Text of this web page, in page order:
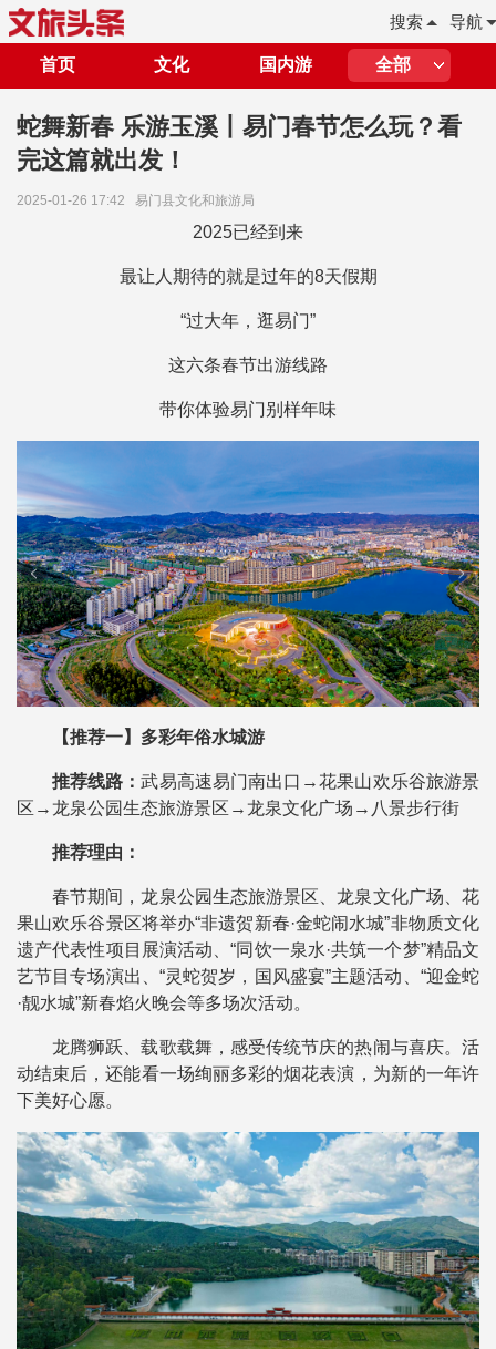
导航
搜索
首页 文化 国内游 全部
蛇舞新春 乐游玉溪丨易门春节怎么玩？看
完这篇就出发！
2025-01-26 17:42 易门县文化和旅游局
2025已经到来
最让人期待的就是过年的8天假期
“过大年，逛易门”
这六条春节出游线路
带你体验易门别样年味
【推荐一】多彩年俗水城游
推荐线路：武易高速易门南出口→花果山欢乐谷旅游景
区→龙泉公园生态旅游景区→龙泉文化广场→八景步行街
推荐理由：
春节期间，龙泉公园生态旅游景区、龙泉文化广场、花
果山欢乐谷景区将举办“非遗贺新春·金蛇闹水城”非物质文化
遗产代表性项目展演活动、“同饮一泉水·共筑一个梦”精品文
艺节目专场演出、“灵蛇贺岁，国风盛宴”主题活动、“迎金蛇
·靓水城”新春焰火晚会等多场次活动。
龙腾狮跃、载歌载舞，感受传统节庆的热闹与喜庆。活
动结束后，还能看一场绚丽多彩的烟花表演，为新的一年许
下美好心愿。